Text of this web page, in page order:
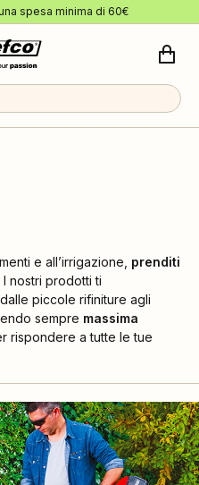
spesa minima di 60€
e all’irrigazione, prenditi
I nostri prodotti ti
piccole rifiniture agli
sempre massima
rispondere a tutte le tue